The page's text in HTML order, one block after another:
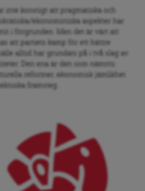
inte konstigt att pragmatiska och
ekonomistiska aspekter har
i förgrunden. Men det är värt att
att partiets kamp för ett bättre
alltid har grundats på i två slag av
Den ena är den som nämnts:
reformer, ekonomisk jämlikhet
framsteg.